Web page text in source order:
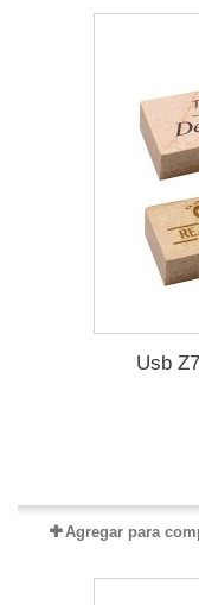
Usb
Agregar para